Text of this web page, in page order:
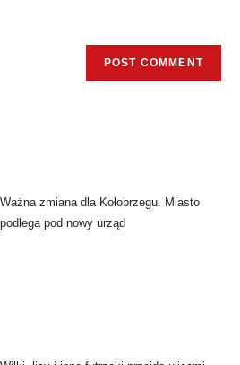
Ważna zmiana dla Kołobrzegu. Miasto
podlega pod nowy urząd